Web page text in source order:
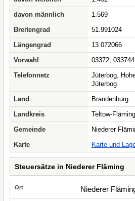
davon männlich
1.569
Breitengrad
51.991024
Längengrad
13.072066
Vorwahl
03372,
Telefonnetz
Jüterbog,
Jüterbog
Land
Brandenburg
Landkreis
Teltow-Fläming
Gemeinde
Niederer
Karte
Karte und
Steuersätze in Niederer Fläming
Niederer